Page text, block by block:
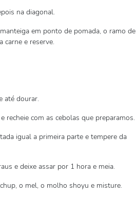
na diagonal.
em ponto de pomada, o ramo de
carne e reserve.
até dourar.
recheie com as cebolas que preparamos.
igual a primeira parte e tempere da
e deixe assar por 1 hora e meia.
o mel, o molho shoyu e misture.